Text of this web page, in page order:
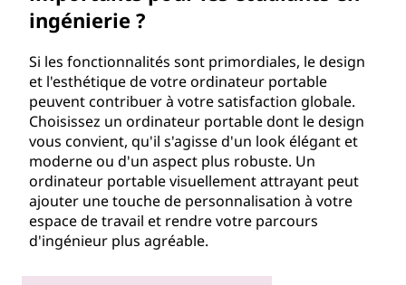
ingénierie ?
Si les fonctionnalités sont primordiales, le design
et l'esthétique de votre ordinateur portable
peuvent contribuer à votre satisfaction globale.
Choisissez un ordinateur portable dont le design
vous convient, qu'il s'agisse d'un look élégant et
moderne ou d'un aspect plus robuste. Un
ordinateur portable visuellement attrayant peut
ajouter une touche de personnalisation à votre
espace de travail et rendre votre parcours
d'ingénieur plus agréable.